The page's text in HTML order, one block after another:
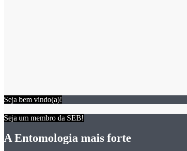
Seja bem vindo(a)!
Seja um membro da SEB!
A Entomologia mais forte